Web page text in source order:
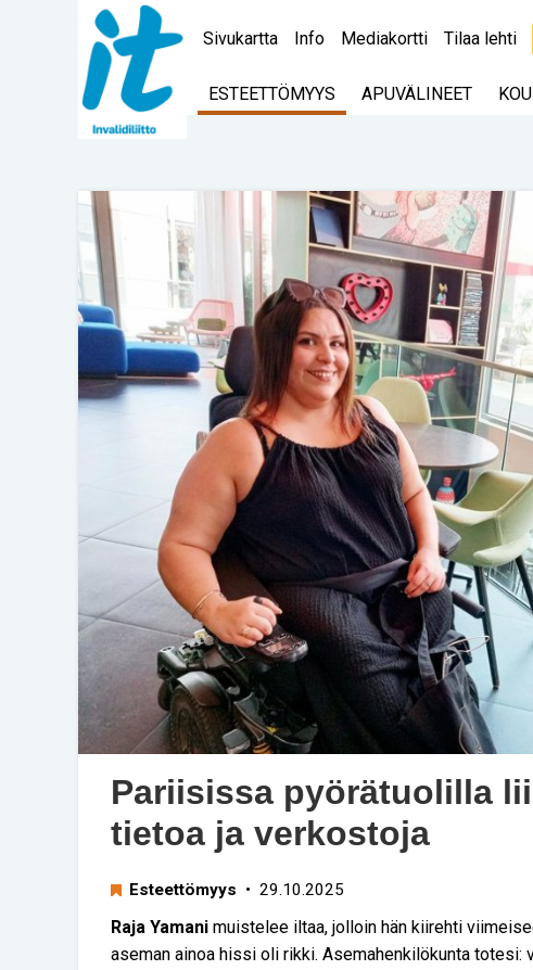
Sivukartta Info Mediakortti Tilaa lehti
ESTEETTÖMYYS APUVÄLINEET
Pariisissa pyörätuolilla
tietoa ja verkostoja
Esteettömyys • 29.10.2025
Raja Yamani muistelee iltaa, jolloin hän kiirehti
aseman ainoa hissi oli rikki. Asemahenkilökunta totesi: